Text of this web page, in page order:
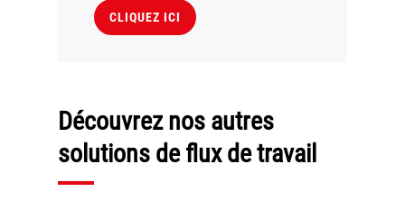
CLIQUEZ ICI
Découvrez nos autres
solutions de flux de travail